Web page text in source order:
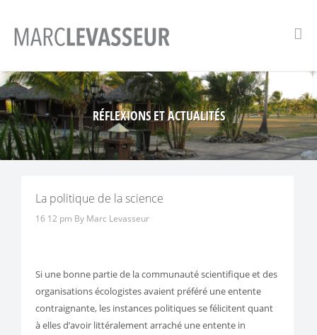
RÉFLEXIONS ET ACTUALITÉS
La politique de la science
16 12 pm By Marc Levasseur
Si une bonne partie de la communauté scientifique et des
organisations écologistes avaient préféré une entente
contraignante, les instances politiques se félicitent quant
à elles d’avoir littéralement arraché une entente in